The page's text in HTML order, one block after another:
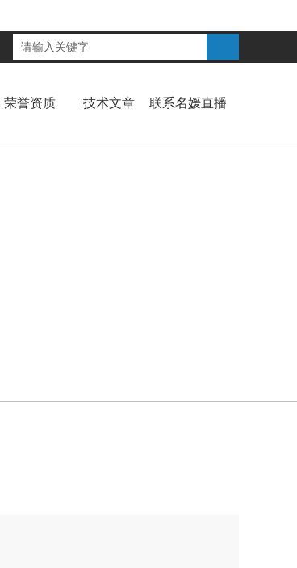
荣誉资质 技术文章 联系名媛直播